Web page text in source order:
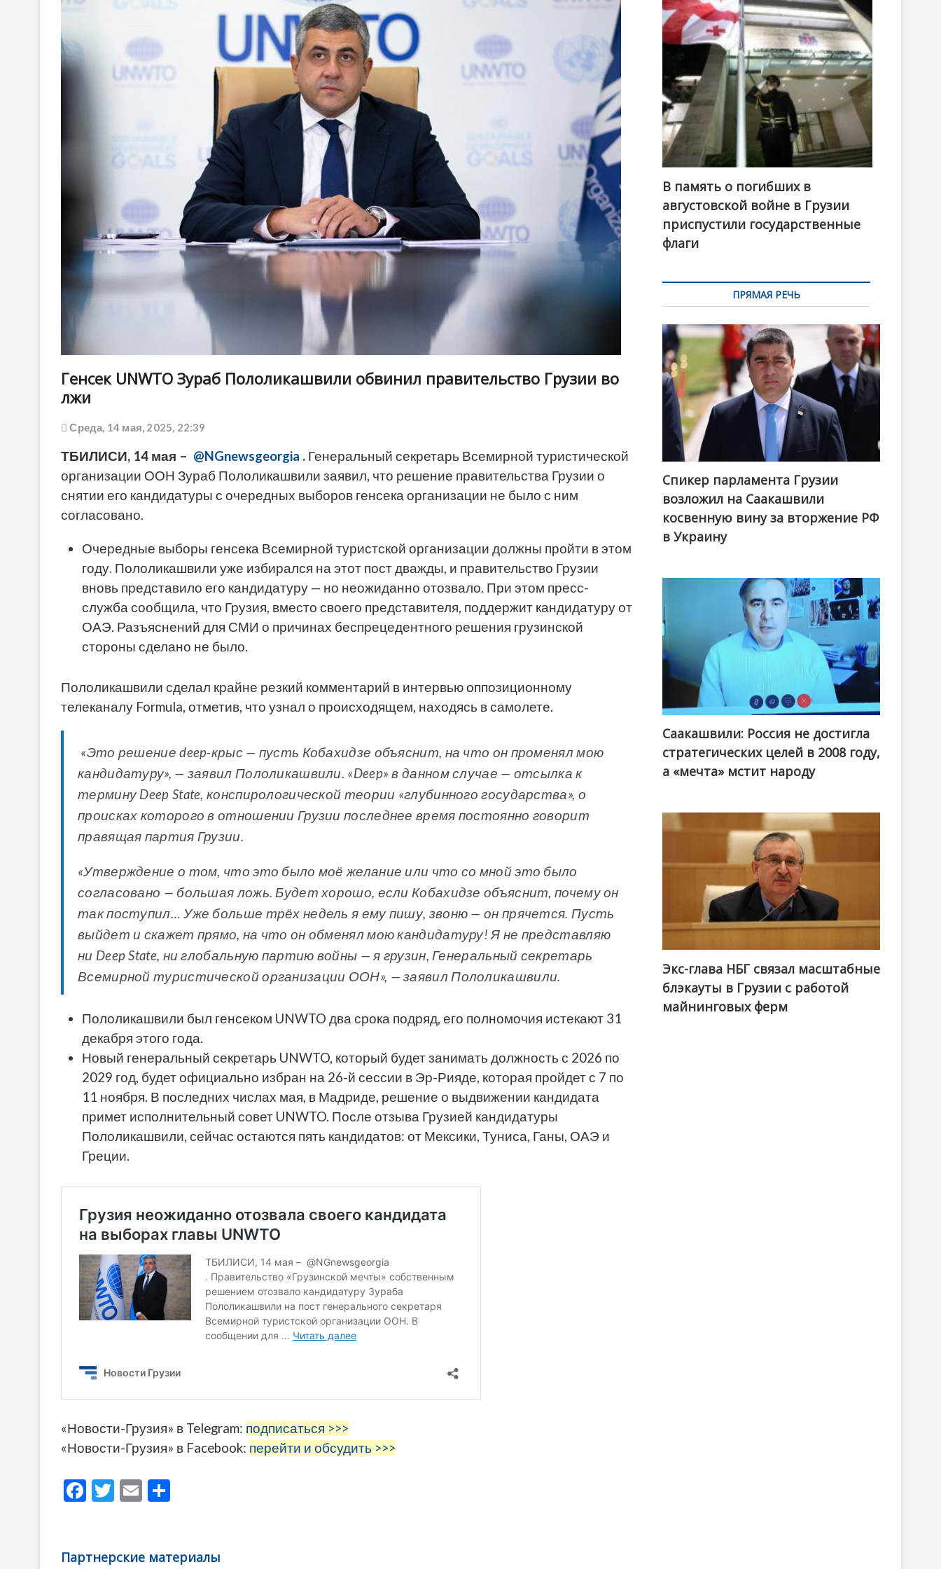
o
n
Генсек UNWTO Зураб Пололикашвили обвинил правительство Грузии во
лжи
Среда, 14 мая, 2025, 22:39
ТБИЛИСИ, 14 мая – @NGnewsgeorgia . Генеральный секретарь Всемирной туристической
организации ООН Зураб Пололикашвили заявил, что решение правительства Грузии о
снятии его кандидатуры с очередных выборов генсека организации не было с ним
согласовано.
Очередные выборы генсека Всемирной туристской организации должны пройти в этом
году. Пололикашвили уже избирался на этот пост дважды, и правительство Грузии
вновь представило его кандидатуру — но неожиданно отозвало. При этом пресс-
служба сообщила, что Грузия, вместо своего представителя, поддержит кандидатуру от
ОАЭ. Разъяснений для СМИ о причинах беспрецедентного решения грузинской
стороны сделано не было.
Пололикашвили сделал крайне резкий комментарий в интервью оппозиционному
телеканалу Formula, отметив, что узнал о происходящем, находясь в самолете.
«Это решение deep-крыс — пусть Кобахидзе объяснит, на что он променял мою
кандидатуру», — заявил Пололикашвили. «Deep» в данном случае — отсылка к
термину Deep State, конспирологической теории «глубинного государства», о
происках которого в отношении Грузии последнее время постоянно говорит
правящая партия Грузии.
«Утверждение о том, что это было моё желание или что со мной это было
согласовано — большая ложь. Будет хорошо, если Кобахидзе объяснит, почему он
так поступил… Уже больше трёх недель я ему пишу, звоню — он прячется. Пусть
выйдет и скажет прямо, на что он обменял мою кандидатуру! Я не представляю
ни Deep State, ни глобальную партию войны — я грузин, Генеральный секретарь
Всемирной туристической организации ООН», — заявил Пололикашвили.
Пололикашвили был генсеком UNWTO два срока подряд, его полномочия истекают 31
декабря этого года.
Новый генеральный секретарь UNWTO, который будет занимать должность с 2026 по
2029 год, будет официально избран на 26-й сессии в Эр-Рияде, которая пройдет с 7 по
11 ноября. В последних числах мая, в Мадриде, решение о выдвижении кандидата
примет исполнительный совет UNWTO. После отзыва Грузией кандидатуры
Пололикашвили, сейчас остаются пять кандидатов: от Мексики, Туниса, Ганы, ОАЭ и
Греции.
«Новости-Грузия» в Telegram: подписаться >>>
«Новости-Грузия» в Facebook: перейти и обсудить >>>
F
b
T
er
E
l
а
Партнерские материалы
В память о погибших в
августовской войне в Грузии
приспустили государственные
флаги
ПРЯМАЯ РЕЧЬ
Спикер парламента Грузии
возложил на Саакашвили
косвенную вину за вторжение РФ
в Украину
Саакашвили: Россия не достигла
стратегических целей в 2008 году,
а «мечта» мстит народу
Экс-глава НБГ связал масштабные
блэкауты в Грузии с работой
майнинговых ферм